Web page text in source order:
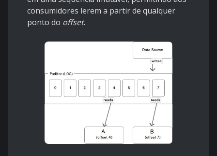
consumidores lerem a partir de qualquer
ponto do offset.